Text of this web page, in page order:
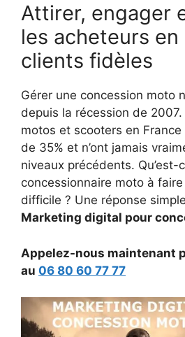
Attirer, engager
les acheteurs en
clients fidèles
Gérer une concession moto
depuis la récession de
motos et scooters en
de 35% et n’ont jamais
niveaux précédents. Qu’est-
concessionnaire moto à
difficile ? Une réponse
Marketing digital pour
Appelez-nous maintenant
au 06 80 60 77 77